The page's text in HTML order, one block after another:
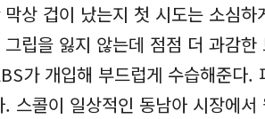
상 겁이 났는지 첫 시도는 소심
립을 잃지 않는데 점점 더 과감
가 개입해 부드럽게 수습해준다
스콜이 일상적인 동남아 시장에